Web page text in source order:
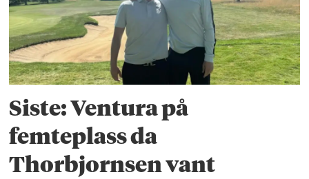
Siste: Ventura på
femteplass da
Thorbjornsen vant